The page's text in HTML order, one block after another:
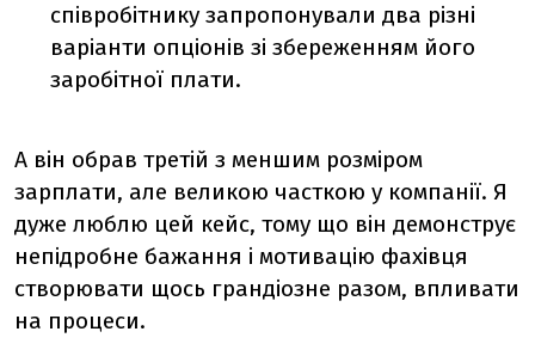
співробітнику запропонували два різні
варіанти опціонів зі збереженням його
заробітної плати.
А він обрав третій з меншим розміром
зарплати, але великою часткою у компанії. Я
дуже люблю цей кейс, тому що він демонструє
непідробне бажання і мотивацію фахівця
створювати щось грандіозне разом, впливати
на процеси.